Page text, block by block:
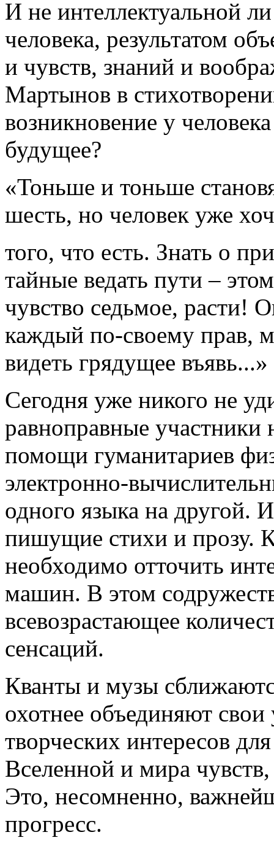
И не интеллектуальной
человека, результатом
и чувств, знаний и
Мартынов в
возникновение у
будущее?
«Тоньше и тоньше
шесть, но человек уже
того, что есть. Знать о
тайные ведать пути –
чувство седьмое, расти!
каждый по-своему прав,
видеть грядущее въявь...»
Сегодня уже никого не
равноправные участники
помощи гуманитариев
электронно-
одного языка на
пишущие стихи и прозу.
необходимо отточить
машин. В этом
всевозрастающее
сенсаций.
Кванты и музы
охотнее объединяют
творческих интересов
Вселенной и мира
Это, несомненно,
прогресс.